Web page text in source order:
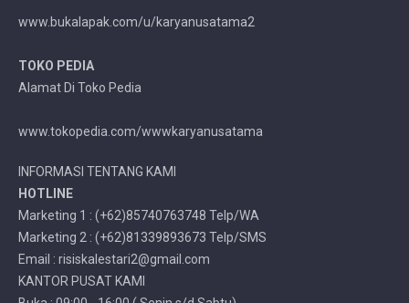
www.bukalapak.com/u/karyanusatama2
TOKO PEDIA
Alamat Di Toko Pedia
www.tokopedia.com/wwwkaryanusatama
INFORMASI TENTANG KAMI
HOTLINE
Marketing 1 : (+62)85740763748 Telp/WA
Marketing 2 : (+62)81339893673 Telp/SMS
Email : risiskalestari2@gmail.com
KANTOR PUSAT KAMI